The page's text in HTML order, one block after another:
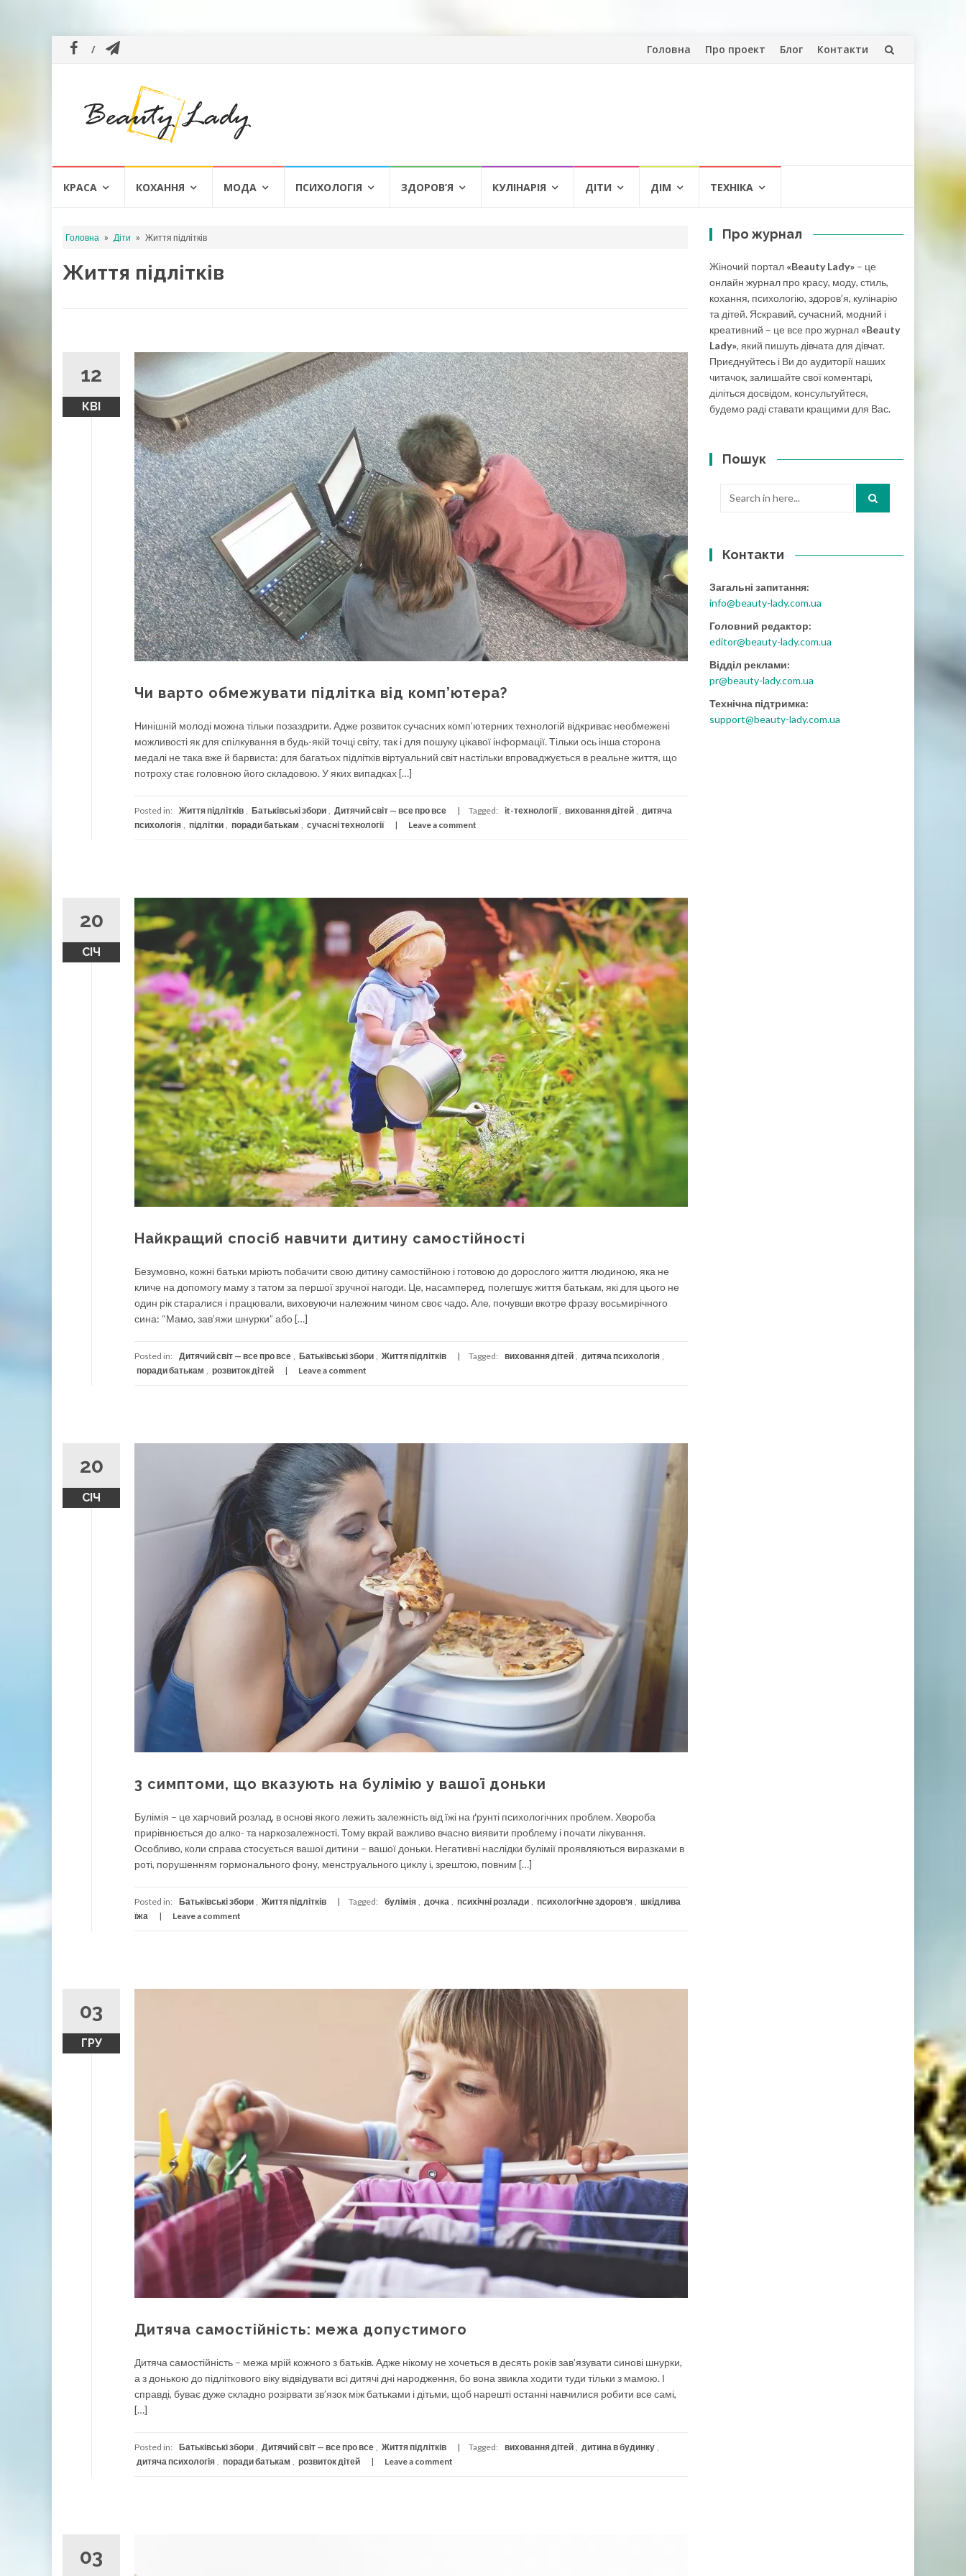
Skip
Головна Про проект Блог Контакти
КРАСА КОХАННЯ МОДА ПСИХОЛОГІЯ ЗДОРОВ’Я КУЛІНАРІЯ ДІТИ ДІМ ТЕХНІКА
Головна » Діти » Життя підлітків
Життя підлітків
12
КВІ
Чи варто обмежувати підлітка від комп’ютера?
Нинішній молоді можна тільки позаздрити. Адже розвиток сучасних комп’ютерних технологій відкриває необмежені
можливості як для спілкування в будь-якій точці світу, так і для пошуку цікавої інформації. Тільки ось інша сторона
медалі не така вже й барвиста: для багатьох підлітків віртуальний світ настільки впроваджується в реальне життя, що
потроху стає головною його складовою. У яких випадках […]
Posted in: Життя підлітків , Батьківські збори , Дитячий світ — все про все Tagged: it-технології , виховання дітей , дитяча
психологія , підлітки , поради батькам , сучасні технології Leave a comment
20
СІЧ
Найкращий спосіб навчити дитину самостійності
Безумовно, кожні батьки мріють побачити свою дитину самостійною і готовою до дорослого життя людиною, яка не
кличе на допомогу маму з татом за першої зручної нагоди. Це, насамперед, полегшує життя батькам, які для цього не
один рік старалися і працювали, виховуючи належним чином своє чадо. Але, почувши вкотре фразу восьмирічного
сина: “Мамо, зав’яжи шнурки” або […]
Posted in: Дитячий світ — все про все , Батьківські збори , Життя підлітків Tagged: виховання дітей , дитяча психологія ,
поради батькам , розвиток дітей Leave a comment
20
СІЧ
3 симптоми, що вказують на булімію у вашої доньки
Булімія – це харчовий розлад, в основі якого лежить залежність від їжі на ґрунті психологічних проблем. Хвороба
прирівнюється до алко- та наркозалежності. Тому вкрай важливо вчасно виявити проблему і почати лікування.
Особливо, коли справа стосується вашої дитини – вашої доньки. Негативні наслідки булімії проявляються виразками в
роті, порушенням гормонального фону, менструального циклу і, зрештою, повним […]
Posted in: Батьківські збори , Життя підлітків Tagged: булімія , дочка , психічні розлади , психологічне здоров'я , шкідлива
їжа
Leave a comment
03
ГРУ
Дитяча самостійність: межа допустимого
Дитяча самостійність – межа мрій кожного з батьків. Адже нікому не хочеться в десять років зав’язувати синові шнурки,
а з донькою до підліткового віку відвідувати всі дитячі дні народження, бо вона звикла ходити туди тільки з мамою. І
справді, буває дуже складно розірвати зв’язок між батьками і дітьми, щоб нарешті останні навчилися робити все самі,
[…]
Posted in: Батьківські збори , Дитячий світ — все про все , Життя підлітків Tagged: виховання дітей , дитина в будинку ,
дитяча психологія , поради батькам , розвиток дітей Leave a comment
03
Про журнал
Жіночий портал «Beauty Lady» – це
онлайн журнал про красу, моду, стиль,
кохання, психологію, здоров’я, кулінарію
та дітей. Яскравий, сучасний, модний і
креативний – це все про журнал «Beauty
Lady», який пишуть дівчата для дівчат.
Приєднуйтесь і Ви до аудиторії наших
читачок, залишайте свої коментарі,
діліться досвідом, консультуйтеся,
будемо раді ставати кращими для Вас.
Пошук
Контакти
Загальні запитання:
info@beauty-lady.com.ua
Головний редактор:
editor@beauty-lady.com.ua
Відділ реклами:
pr@beauty-lady.com.ua
Технічна підтримка:
support@beauty-lady.com.ua